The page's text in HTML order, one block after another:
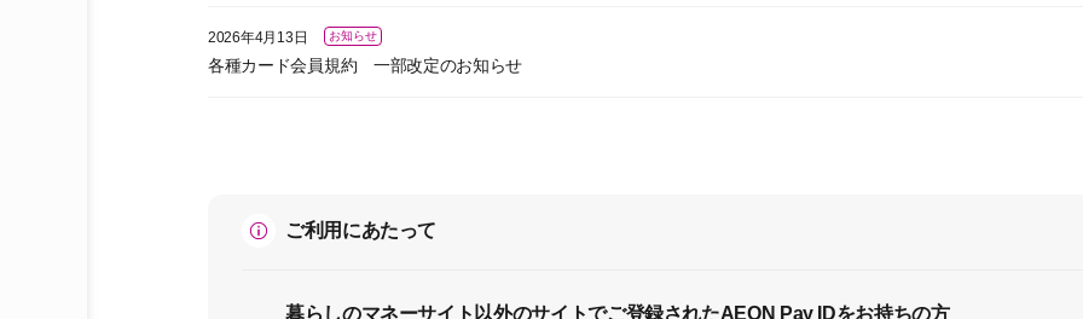
2026年4月13日 お知らせ
各種カード会員規約 一部改定のお知らせ
ご利用にあたって
暮らしのマネーサイト以外のサイトでご登録されたAEON Pay IDをお持ちの方